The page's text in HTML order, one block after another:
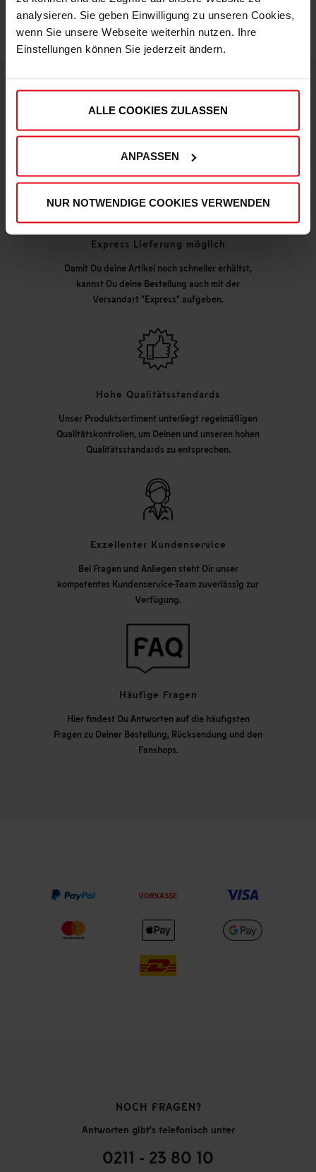
analysieren. Sie geben Einwilligung zu unseren Cookies,
wenn Sie unsere Webseite weiterhin nutzen. Ihre
Einstellungen können Sie jederzeit ändern.
ALLE COOKIES ZULASSEN
ANPASSEN
NUR NOTWENDIGE COOKIES VERWENDEN
DEINE VORTEILE IN UNSEREM SHOP
Express Lieferung möglich
Damit Du deine Artikel noch schneller erhältst,
kannst Du deine Bestellung auch mit der
Versandart "Express" aufgeben.
Hohe Qualitätsstandards
Unser Produktsortiment unterliegt regelmäßigen
Qualitätskontrollen, um Deinen und unseren hohen
Qualitätsstandards zu entsprechen.
Exzellenter Kundenservice
Bei Fragen und Anliegen steht Dir unser
kompetentes Kundenservice-Team zuverlässig zur
Verfügung.
Häufige Fragen
Hier findest Du Antworten auf die häufigsten
Fragen zu Deiner Bestellung, Rücksendung und den
Fanshops.
VORKASSE
NOCH FRAGEN?
Antworten gibt's telefonisch unter
0211 - 23 80 10